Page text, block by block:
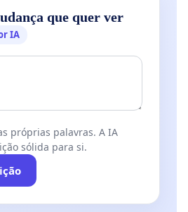
que quer ver
IA
próprias palavras. A IA
sólida para si.